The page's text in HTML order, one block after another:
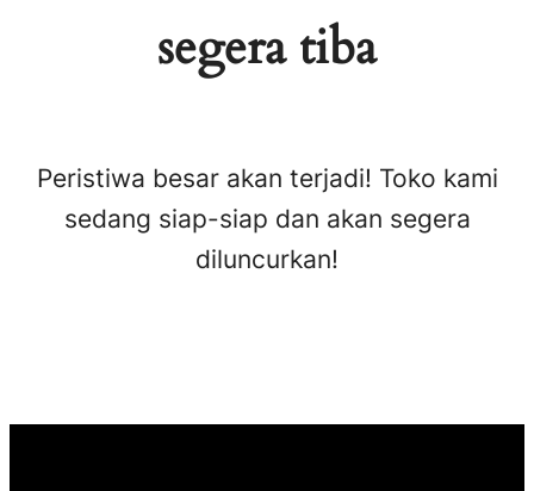
segera tiba
Peristiwa besar akan terjadi! Toko kami
sedang siap-siap dan akan segera
diluncurkan!